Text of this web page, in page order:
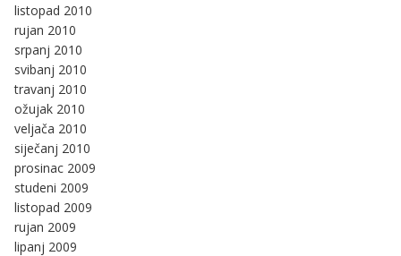
listopad 2010
rujan 2010
srpanj 2010
svibanj 2010
travanj 2010
ožujak 2010
veljača 2010
siječanj 2010
prosinac 2009
studeni 2009
listopad 2009
rujan 2009
lipanj 2009